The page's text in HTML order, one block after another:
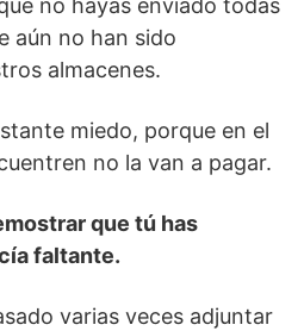
no hayas enviado todas
aún no han sido
almacenes.
miedo, porque en el
no la van a pagar.
que tú has
faltante.
varias veces adjuntar